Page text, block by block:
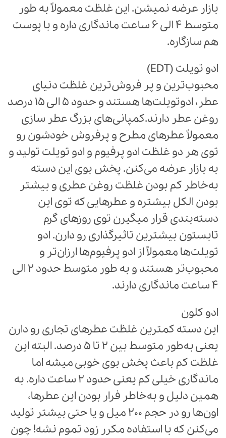
بازار عرضه نمیشن. این غلظت معمولاً به طور
متوسط 4 الی 6 ساعت ماندگاری داره و با پوست
هم سازگاره.
ادو تویلت (EDT)
محبوب‌ترین و پر فروش‌ترین غلظت دنیای
عطر، ادوتویلت‌ها هستند و حدود 5 الی 15 درصد
روغن عطر دارند.کمپانی‌های بزرگ عطر سازی
معمولاً عطرهای مطرح و پرفروش خودشون رو
توی هر دو غلظت ادو پرفیوم و ادو تویلت تولید و
به بازار عرضه می‌کنن. پخش بوی این دسته
به‌خاطر کم بودن غلظت روغن عطری و بیشتر
بودن الکل بیشتره و عطرهایی که توی این
دسته‌بندی قرار میگیرن توی روزهای گرم
تابستون بیشترین تاثیرگذاری رو دارن. ادو
تویلت‌ها معمولاً از ادو پرفیوم‌ها ارزان‌تر و
محبوب‌تر هستند و به طور متوسط حدود 2 الی
4 ساعت ماندگاری دارند.
ادو کلون
این دسته کمترین غلظت عطرهای تجاری رو دارن
یعنی به‌طور متوسط بین 2 تا 5 درصد. البته این
غلظت کم باعث پخش بوی خوبی میشه اما
ماندگاری خیلی کم یعنی حدود 2 ساعت داره. به
همین دلیل و به‌خاطر فرار بودن این عطرها،
اون‌ها رو در حجم‌ 200 میل و یا حتی بیشتر تولید
می‌کنن که با استفاده مکرر زود تموم نشه! چون